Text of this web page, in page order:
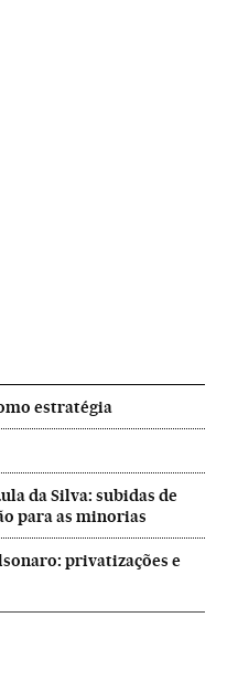
estratégia
da Silva: subidas de
para as minorias
privatizações e